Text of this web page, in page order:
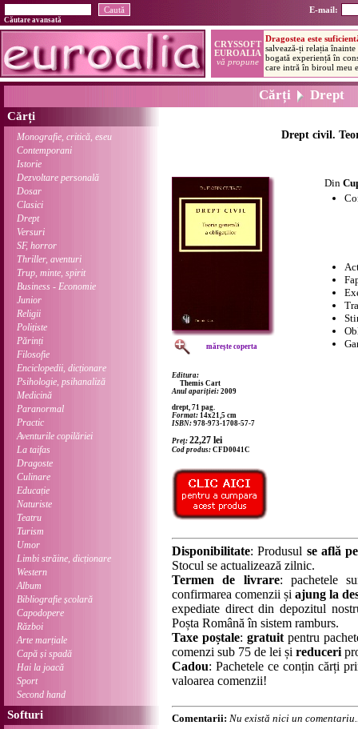
E-mail:
Căutare avansată
Cărți Drept
Cărți
Monografie, critică, eseu
Contemporani
Istorie
Dezvoltare personală
Dosar
Clasici
Drept
Versuri
SF, horror
Thriller, aventuri
Trup, minte, spirit
Business - Economie
Junior
Religii
Polițiste
Părinți
Filosofie
Enciclopedii, dicționare
Psihologie, psihanaliză
Medicină
Paranormal
Practic
Aventurile copilăriei
La taifas
Dragoste
Culinare
Educație
Naturiste
Teatru
Turism
Umor
Limbi străine, dicționare
Western
Album
Bibliografie școlară
Capodopere
Război
Arte marțiale
Capă și spadă
Hai la joacă
Sport
Second hand
Softuri
Drept civil.
mărește coperta
Editura:
Themis Cart
Anul apariției: 2009
drept, 71 pag.
Format: 14x21,5 cm
ISBN: 978-973-1708-57-7
Preț: 22,27 lei
Cod produs: CFD0041C
Din
Disponibilitate: Produsul se află
Stocul se actualizează zilnic.
Termen de livrare: pachetele
confirmarea comenzii șiajung la
expediate direct din depozitul
Poșta Română în sistem ramburs.
Taxe poștale: gratuitpentru
comenzi sub 75 de lei și reduceri
Cadou: Pachetele ce conțin cărți
valoarea comenzii!
Comentarii: Nu există nici un